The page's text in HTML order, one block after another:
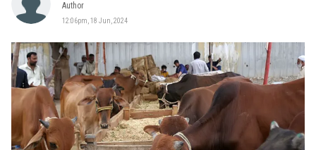
Author
12:06pm, 18 Jun, 2024